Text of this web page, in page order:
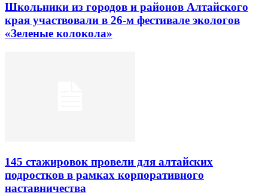
Школьники из городов и районов Алтайского
края участвовали в 26-м фестивале экологов
«Зеленые колокола»
145 стажировок провели для алтайских
подростков в рамках корпоративного
наставничества